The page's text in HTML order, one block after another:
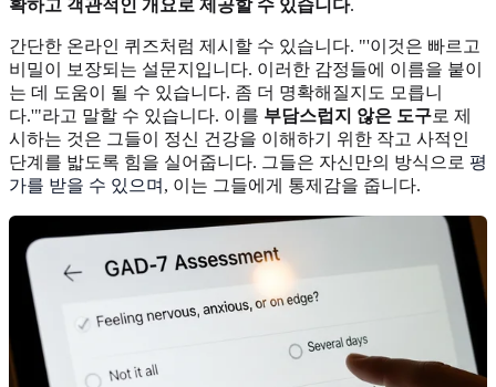
확하고 객관적인 개요로 제공할 수 있습니다.
간단한 온라인 퀴즈처럼 제시할 수 있습니다. "'이것은 빠르고
비밀이 보장되는 설문지입니다. 이러한 감정들에 이름을 붙이
는 데 도움이 될 수 있습니다. 좀 더 명확해질지도 모릅니
다.'"라고 말할 수 있습니다. 이를 부담스럽지 않은 도구로 제
시하는 것은 그들이 정신 건강을 이해하기 위한 작고 사적인
단계를 밟도록 힘을 실어줍니다. 그들은 자신만의 방식으로 평
가를 받을 수 있으며 , 이는 그들에게 통제감을 줍니다.